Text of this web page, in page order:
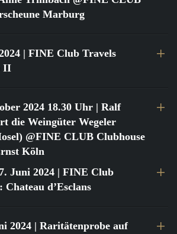
Marburg
| FINE Club Travels
II
2024 18.30 Uhr | Ralf
die Weingüter Wegeler
@FINE CLUB Clubhouse
Köln
Juni 2024 | FINE Club
Chateau d’Esclans
2024 | Raritätenprobe auf